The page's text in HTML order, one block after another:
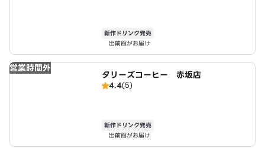
新作ドリンク発売
出前館がお届け
営業時間外
タリーズコーヒー 赤坂店
4.4(5)
新作ドリンク発売
出前館がお届け